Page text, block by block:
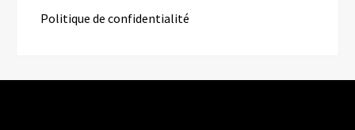
Politique de confidentialité